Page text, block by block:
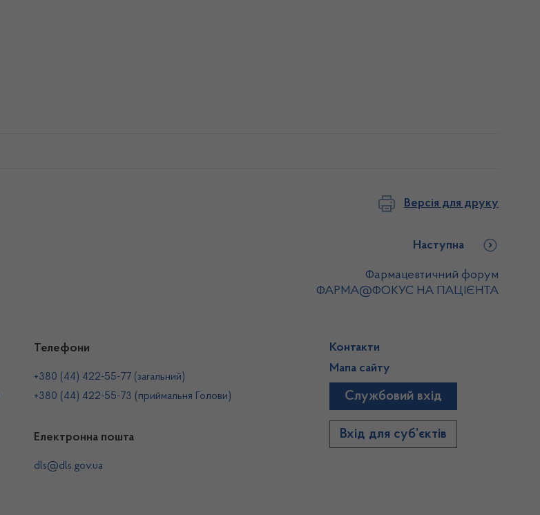
Версія для друку
Наступна
Фармацевтичний форум
ФАРМА@ФОКУС НА ПАЦІЄНТА
Телефони
+380 (44) 422-55-77 (загальний)
+380 (44) 422-55-73 (приймальня Голови)
Електронна пошта
dls@dls.gov.ua
Контакти
Мапа сайту
Службовий вхід
Вхід для суб’єктів